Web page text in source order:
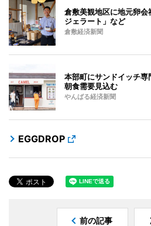
倉敷美観地区に地元卵
ジェラート」など
倉敷経済新聞
本部町にサンドイッチ
朝食需要見込む
やんばる経済新聞
EGGDROP
前の記事